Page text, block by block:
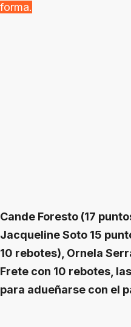
forma.
Cande Foresto (17
Jacqueline Soto 15
10 rebotes), Ornela
Frete con 10 rebotes,
para adueñarse con el